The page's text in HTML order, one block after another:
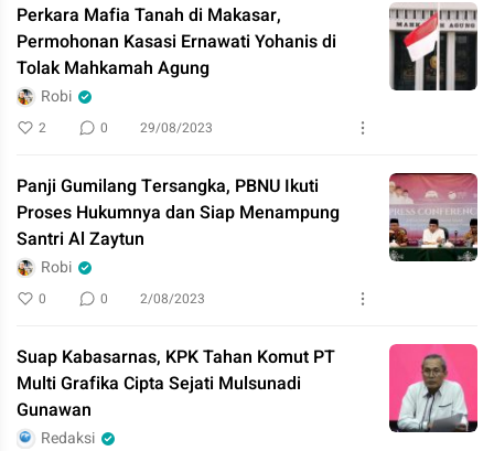
Perkara Mafia Tanah di Makasar,
Permohonan Kasasi Ernawati Yohanis di
Tolak Mahkamah Agung
Robi
2 0 29/08/2023
Panji Gumilang Tersangka, PBNU Ikuti
Proses Hukumnya dan Siap Menampung
Santri Al Zaytun
Robi
0 0 2/08/2023
Suap Kabasarnas, KPK Tahan Komut PT
Multi Grafika Cipta Sejati Mulsunadi
Gunawan
Redaksi